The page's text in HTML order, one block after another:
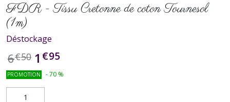
FDR - Tissu Cretonne de coton Tournesol
(1m)
Déstockage
6€50 1 €95
PROMOTION -70 %